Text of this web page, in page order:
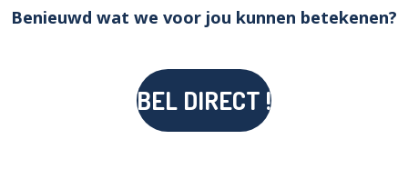
Benieuwd wat we voor jou kunnen betekenen?
BEL DIRECT !